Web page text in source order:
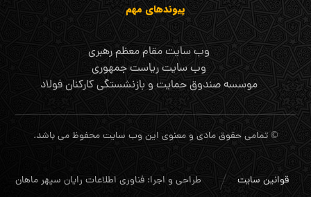
پیوندهای مهم
وب سایت مقام معظم رهبری
وب سایت ریاست جمهوری
موسسه صندوق حمایت و بازنشستگی کارکنان فولاد
© تمامی حقوق مادی و معنوی این وب سایت محفوظ می باشد.
طراحی و اجرا: فناوری اطلاعات رایان سپهر ماهان قوانین سایت